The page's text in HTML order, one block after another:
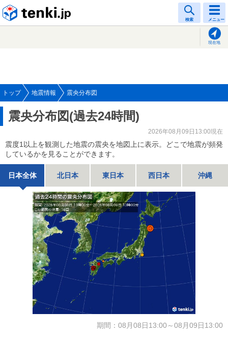
検索 メニュー
現在地
トップ 地震情報 震央分布図
震央分布図(過去24時間)
2026年08月09日13:00現在
震度1以上を観測した地震の震央を地図上に表示。どこで地震が頻発
しているかを見ることができます。
日本全体 北日本 東日本 西日本 沖縄
期間：08月08日13:00～08月09日13:00